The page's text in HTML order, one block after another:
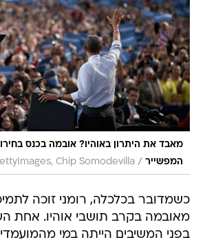
מאבד את היתרון באוהיו? אובמה בכנס
המפשייר /
Chip Somodevilla
מאובמה בקרב תושבי אוהיו. אחת
בפני המשיבים הייתה במי